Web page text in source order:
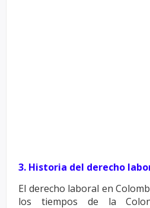
3. Historia del derecho
El derecho laboral en
los tiempos de la